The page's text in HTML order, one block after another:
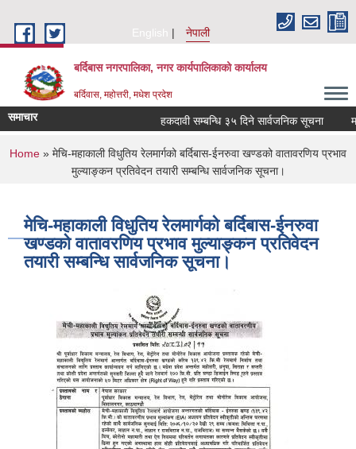
English
नेपाली
बर्दिबास नगरपालिका, नगर कार्यपालिकाको कार्यालय
बर्दिवास, महोत्तरी, मधेश प्रदेश
समाचार हकदावी सम्बन्धि ३५ दिने सार्वजनिक सूचना
You are here
Home » मेचि-महाकाली विधुतिय रेलमार्गको बर्दिबास-ईनरुवा खण्डको वातावरणिय प्रभाव
मुल्याङ्कन प्रतिवेदन तयारी सम्बन्धि सार्वजनिक सूचना।
मेचि-महाकाली विधुतिय रेलमार्गको बर्दिबास-ईनरुवा
खण्डको वातावरणिय प्रभाव मुल्याङ्कन प्रतिवेदन
तयारी सम्बन्धि सार्वजनिक सूचना।